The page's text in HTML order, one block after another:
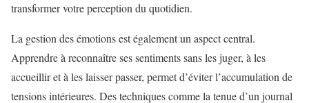
transformer votre perception du quotidien.
La gestion des émotions est également un aspect central.
Apprendre à reconnaître ses sentiments sans les juger, à les
accueillir et à les laisser passer, permet d’éviter l’accumulation de
tensions intérieures. Des techniques comme la tenue d’un journal